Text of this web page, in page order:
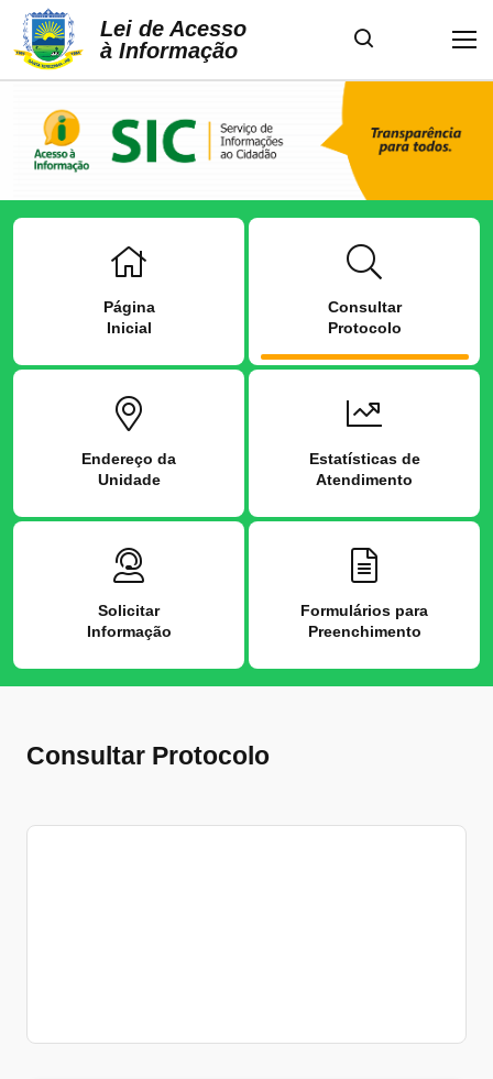
Lei de Acesso
à Informação
Página
Inicial
Consultar
Protocolo
Endereço da
Unidade
Estatísticas de
Atendimento
Solicitar
Informação
Formulários para
Preenchimento
Consultar Protocolo